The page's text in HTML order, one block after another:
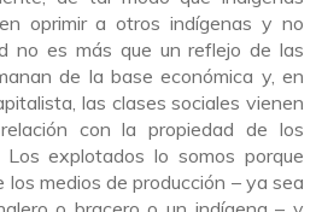
oprimir a otros indígenas y no
no es más que un reflejo de las
de la base económica y, en
las clases sociales vienen
con la propiedad de los
Los explotados lo somos porque
medios de producción – ya sea